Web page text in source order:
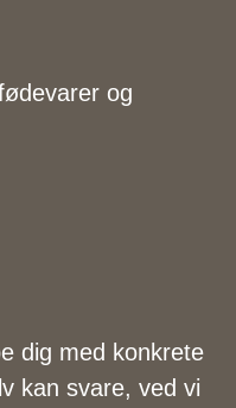
og
dig med konkrete
kan svare, ved vi